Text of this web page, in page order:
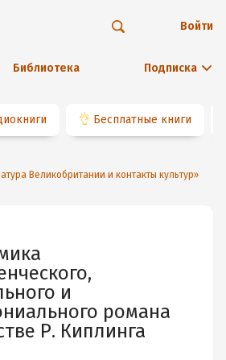
Библиотека Подписка
Войти
👌 Бесплатные книги
Великобритании и контакты культур»
и
романа
Р. Киплинга